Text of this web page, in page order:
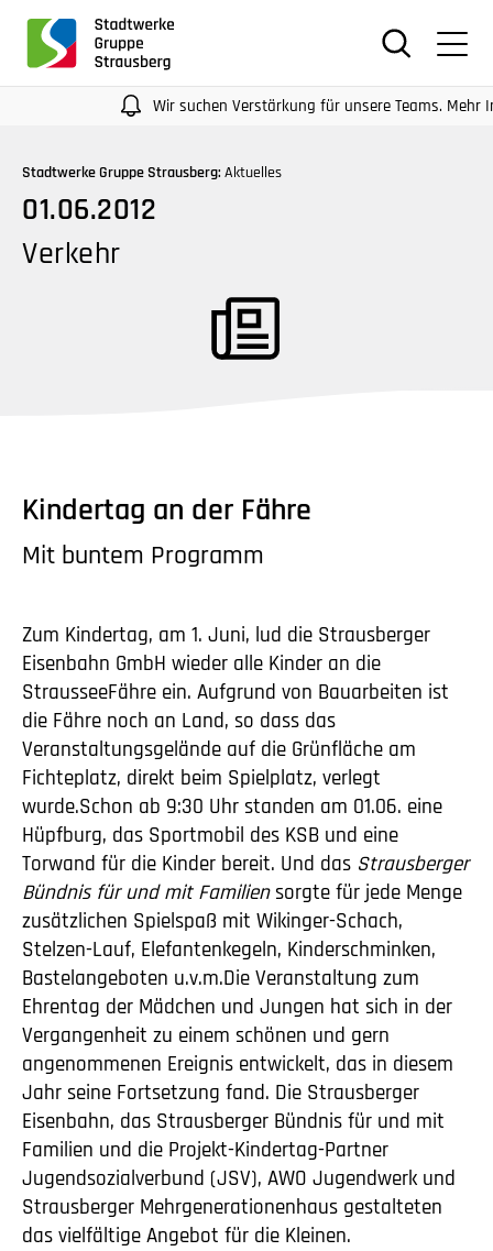
Screenreader
oder
Tabulatorentaste:
Überspringen
der
Hauptnavigation
Wir suchen Verstärkung für unsere Teams. Mehr
Stadtwerke Gruppe Strausberg: Aktuelles
01.06.2012
Verkehr
Kindertag an der Fähre
Mit buntem Programm
Zum Kindertag, am 1. Juni, lud die Strausberger
Eisenbahn GmbH wieder alle Kinder an die
StrausseeFähre ein. Aufgrund von Bauarbeiten ist
die Fähre noch an Land, so dass das
Veranstaltungsgelände auf die Grünfläche am
Fichteplatz, direkt beim Spielplatz, verlegt
wurde.Schon ab 9:30 Uhr standen am 01.06. eine
Hüpfburg, das Sportmobil des KSB und eine
Torwand für die Kinder bereit. Und das Strausberger
Bündnis für und mit Familiensorgte für jede Menge
zusätzlichen Spielspaß mit Wikinger-Schach,
Stelzen-Lauf, Elefantenkegeln, Kinderschminken,
Bastelangeboten u.v.m.Die Veranstaltung zum
Ehrentag der Mädchen und Jungen hat sich in der
Vergangenheit zu einem schönen und gern
angenommenen Ereignis entwickelt, das in diesem
Jahr seine Fortsetzung fand. Die Strausberger
Eisenbahn, das Strausberger Bündnis für und mit
Familien und die Projekt-Kindertag-Partner
Jugendsozialverbund (JSV), AWO Jugendwerk und
Strausberger Mehrgenerationenhaus gestalteten
das vielfältige Angebot für die Kleinen.